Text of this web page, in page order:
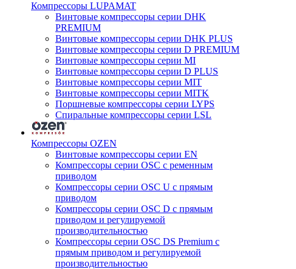
Компрессоры LUPAMAT
Винтовые компрессоры серии DHK
PREMIUM
Винтовые компрессоры серии DHK PLUS
Винтовые компрессоры серии D PREMIUM
Винтовые компрессоры серии MI
Винтовые компрессоры серии D PLUS
Винтовые компрессоры серии MIT
Винтовые компрессоры серии MITK
Поршневые компрессоры серии LYPS
Спиральные компрессоры серии LSL
Компрессоры OZEN
Винтовые компрессоры серии EN
Компрессоры серии OSC с ременным
приводом
Компрессоры серии OSC U с прямым
приводом
Компрессоры серии OSC D с прямым
приводом и регулируемой
производительностью
Компрессоры серии OSC DS Premium с
прямым приводом и регулируемой
производительностью